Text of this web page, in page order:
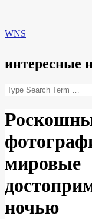
WNS
интересные
Search
мировые
ночью